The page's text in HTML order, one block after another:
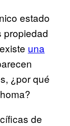
estado
propiedad
​una
¿por qué
de